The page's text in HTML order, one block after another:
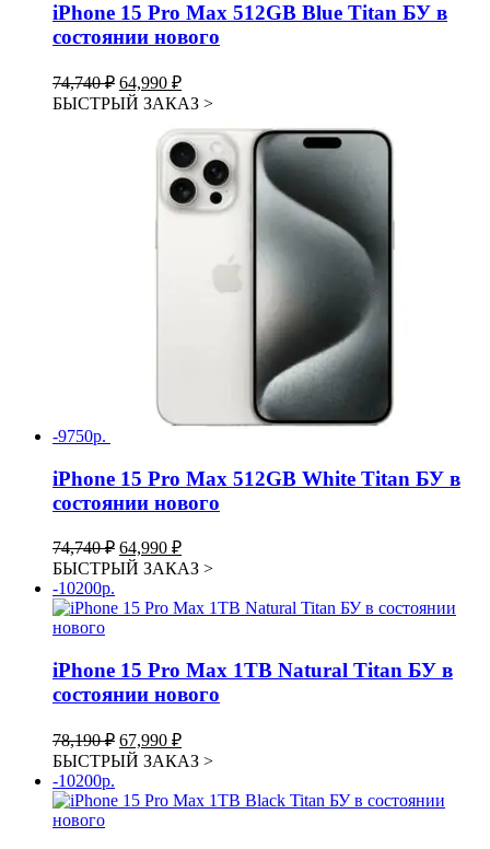
iPhone 15 Pro Max 512GB Blue Titan БУ в
состоянии нового
74,740₽ Первоначальная
цена
74,740 ₽.
64,990 ₽Текущая
цена:
БЫСТРЫЙ ЗАКАЗ >
-9750р.
iPhone 15 Pro Max 512GB White Titan БУ в
состоянии нового
74,740₽ Первоначальная
цена
74,740 ₽.
64,990 ₽Текущая
цена:
БЫСТРЫЙ ЗАКАЗ >
-10200р.
iPhone 15 Pro Max 1TB Natural Titan БУ в
состоянии нового
78,190₽ Первоначальная
цена
78,190 ₽.
67,990 ₽Текущая
цена:
БЫСТРЫЙ ЗАКАЗ >
-10200р.